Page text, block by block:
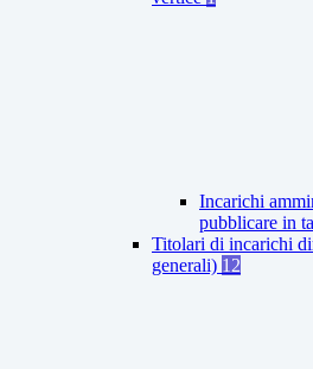
Incarichi
pubblicare in
Titolari di incarichi
generali) 12